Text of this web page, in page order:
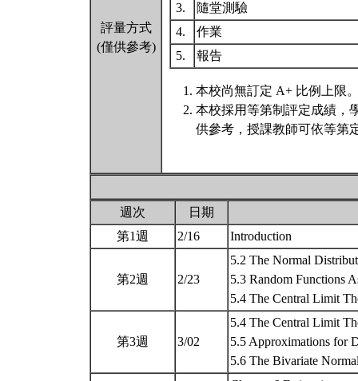
評量方式
(僅供參考)
3.
隨堂測驗
4.
作業
5.
報告
本校尚無訂定 A+ 比例上限
本校採用等第制評定成績，
供參考，授課教師可依等第
週次
日期
第1週
2/16 Introduction
第2週 2/23
5.2 The Normal
5.3 Random Functions
5.4 The Central Limit
第3週 3/02
5.4 The Central Limit
5.5 Approximations for
5.6 The Bivariate